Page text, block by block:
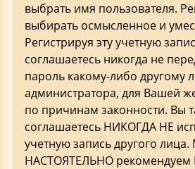
выбрать имя пользователя.
выбирать осмысленное и
Регистрируя эту учетную
соглашаетесь никогда не
пароль какому-либо другому
администратора, для Вашей
по причинам законности. Вы
соглашаетесь НИКОГДА НЕ
учетную запись другого
НАСТОЯТЕЛЬНО рекомендуем